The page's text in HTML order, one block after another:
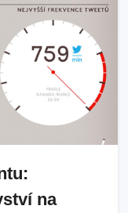
na